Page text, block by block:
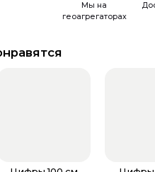
Мы на
геоагрегаторах